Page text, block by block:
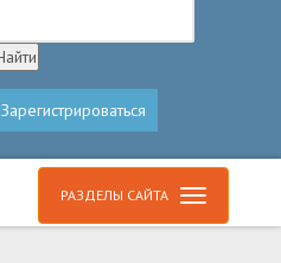
Зарегистрироваться
РАЗДЕЛЫ САЙТА